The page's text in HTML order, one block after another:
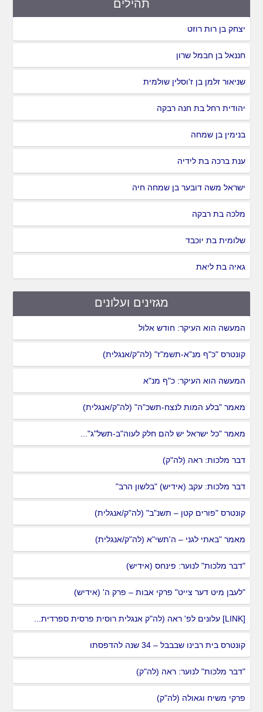
תהילים
יצחק בן רות רוזט
חננאל בן חבמל שרון
שניאור זלמן בן ז'וסלין שולמית
יהודית רחל בת חנה רבקה
בנימין בן שמחה
ענת ברכה בת לידיה
ישראל משה דובער בן שמחה חיה
מלכה בת רבקה
שלומית בת יוכבד
גאיה בת ליאת
מגזינים ועלונים
המעשה הוא העיקר: חודש אלול
קונטרס "כ"ף מנ"א-תשמ"ז" (לה"ק/אנגלית)
המעשה הוא העיקר: כ"ף מנ"א
מאמר "בלע המות לנצח-תשכ"ה" (לה"ק/אנגלית)
מאמר "כל ישראל יש להם חלק לעוה"ב-תשל"ג"...
דבר מלכות: ראה (לה"ק)
דבר מלכות: עקב (אידיש) "בלשון הרב"
קונטרס "פורים קטן – תשנ"ב" (לה"ק/אנגלית)
מאמר "באתי לגני – ה'תשי"א (לה"ק/אנגלית)
"דבר מלכות" לנוער: פינחס (אידיש)
"לעבן מיט דער צייט" פרקי אבות – פרק ה' (אידיש)
[LINK] עלונים לפ' ראה (לה"ק אנגלית רוסית פרסית ספרדית...
קונטרס בית רבינו שבבבל – 34 שנה להדפסתו
"דבר מלכות" לנוער: ראה (לה"ק)
פרקי משיח וגאולה (לה"ק)